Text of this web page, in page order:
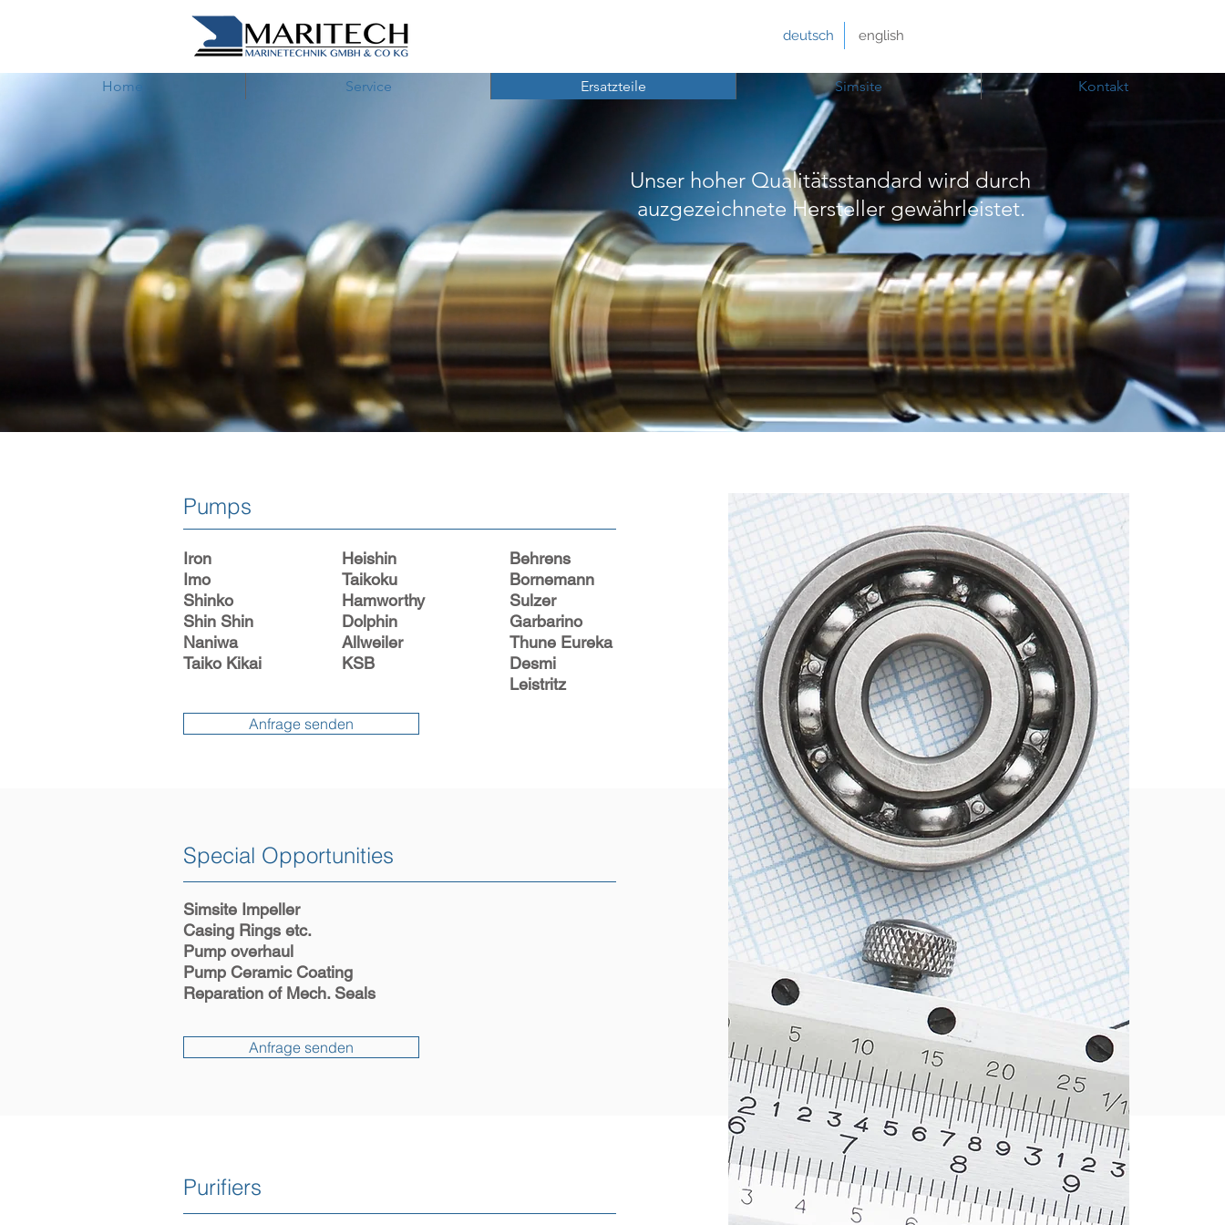
deutsch english
Home Service Ersatzteile Simsite Kontakt
Unser hoher Qualitätsstandard wird durch
auzgezeichnete Hersteller gewährleistet.
Anfrage senden
Special Opportunities
Simsite Impeller
Casing Rings etc.
Pump overhaul
Pump Ceramic Coating
Reparation of Mech. Seals
Anfrage senden
Purifiers
Iron
Imo
Shinko
Shin Shin
Naniwa
Taiko Kikai
Heishin
Taikoku
Hamworthy
Dolphin
Allweiler
KSB
Behrens
Bornemann
Sulzer
Garbarino
Thune Eureka
Desmi
Leistritz
Pumps